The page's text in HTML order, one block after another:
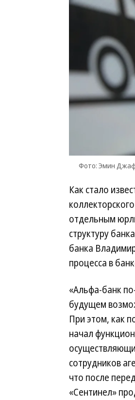
Фото: Эмин
Как стало
отдельным
структуру
банка
процесса в
«Альфа-банк
будущем
При этом, как
начал
сотрудников
что после
«Сентинел»